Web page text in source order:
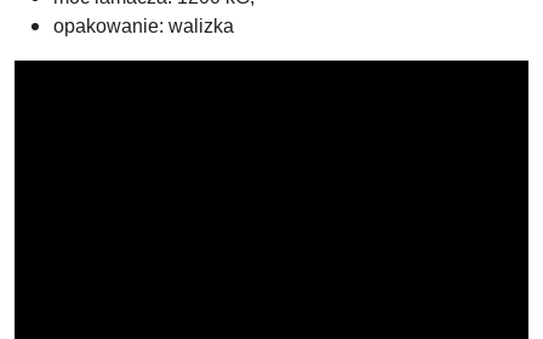
opakowanie: walizka